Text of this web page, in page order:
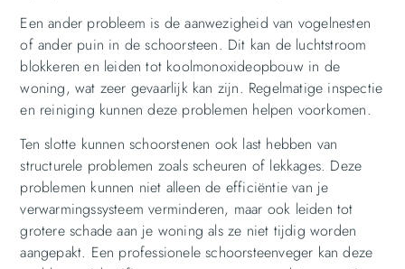
Een ander probleem is de aanwezigheid van vogelnesten
of ander puin in de schoorsteen. Dit kan de luchtstroom
blokkeren en leiden tot koolmonoxideopbouw in de
woning, wat zeer gevaarlijk kan zijn. Regelmatige inspectie
en reiniging kunnen deze problemen helpen voorkomen.
Ten slotte kunnen schoorstenen ook last hebben van
structurele problemen zoals scheuren of lekkages. Deze
problemen kunnen niet alleen de efficiëntie van je
verwarmingssysteem verminderen, maar ook leiden tot
grotere schade aan je woning als ze niet tijdig worden
aangepakt. Een professionele schoorsteenveger kan deze